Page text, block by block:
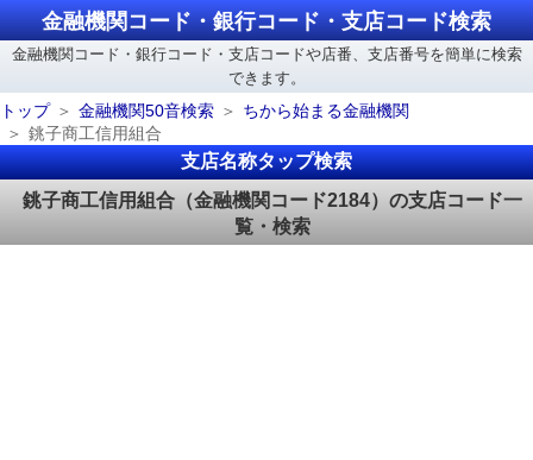
金融機関コード・銀行コード・支店コード検索
金融機関コード・銀行コード・支店コードや店番、支店番号を簡単に検索
できます。
トップ
金融機関50音検索
ちから始まる金融機関
銚子商工信用組合
支店名称タップ検索
銚子商工信用組合（金融機関コード2184）の支店コード一
覧・検索